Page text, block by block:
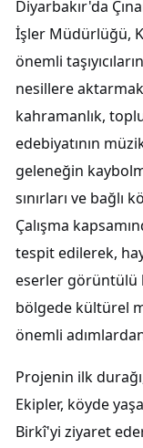
Diyarbakır'da
İşler Müdürlüğü,
önemli
nesillere
kahramanlık,
edebiyatının
geleneğin
sınırları ve bağlı
Çalışma
tespit edilerek,
eserler görüntülü
bölgede kültürel
önemli
Projenin ilk
Ekipler, köyde
Birkî'yi ziyaret